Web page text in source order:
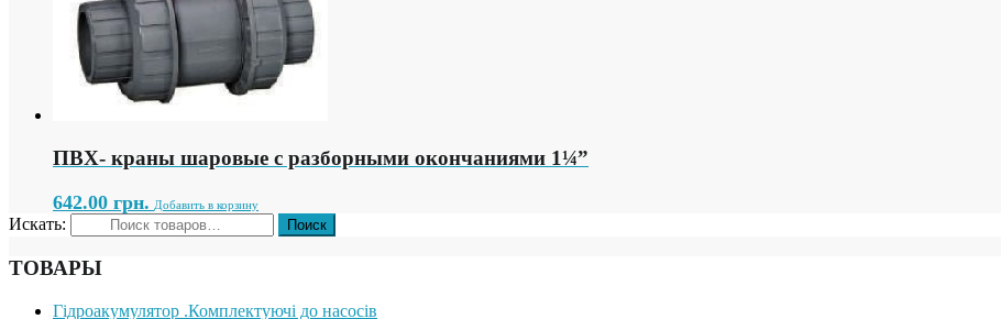
ПВХ- краны шаровые с разборными окончаниями 1¼”
642.00 грн. Добавить в корзину
Искать:
ТОВАРЫ
Гідроакумулятор .Комплектуючі до насосів